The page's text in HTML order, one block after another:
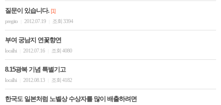
질문이 있습니다. [1]
pregito
2012.07.19 조회 3394
부여 궁남지 연꽃향연
localhi 2012.07.16 조회 4080
8.15광복 기념 특별기고
localhi 2012.08.13 조회 4182
한국도 일본처럼 노벨상 수상자를 많이 배출하려면